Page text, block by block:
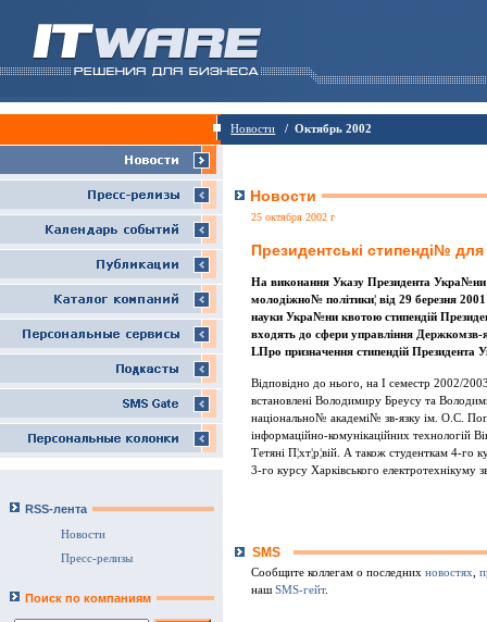
Новости / Октябрь 2002
RSS-лента
Новости
Пресс-релизы
Поиск по компаниям
Новости
25 октября 2002 г
Президентськi стипендi№
На виконання Указу Президента
молодiжно№ полiтики¦ вiд 29 березня
науки Укра№ни квотою стипендiй
входять до сфери управлiння Держкомзв-
LПро призначення стипендiй Президента
Вiдповiдно до нього, на I семестр 2002/
встановленi Володимиру Бреусу та
нацiонально№ академi№ зв-язку iм. О.С.
iнформацiйно-комунiкацiйних технологiй
Тетянi П¦хт¦р¦вiй. А також студенткам 4-го
3-го курсу Харкiвського електротехнiкуму
SMS
Сообщите коллегам о последних новостях
наш SMS-гейт.